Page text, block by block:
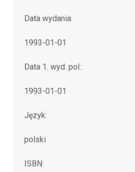
Data wydania:
1993-01-01
Data 1. wyd. pol.:
1993-01-01
Język:
polski
ISBN: